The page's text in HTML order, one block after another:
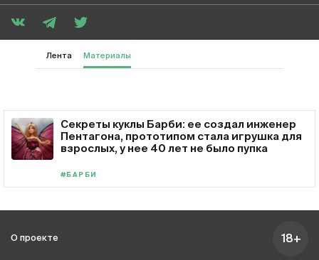
Лента Материалы
Секреты куклы Барби: ее создал инженер
Пентагона, прототипом стала игрушка для
взрослых, у нее 40 лет не было пупка
#БАРБИ
О проекте 18+